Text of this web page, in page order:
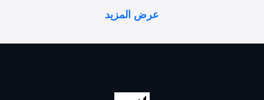
عرض المزيد